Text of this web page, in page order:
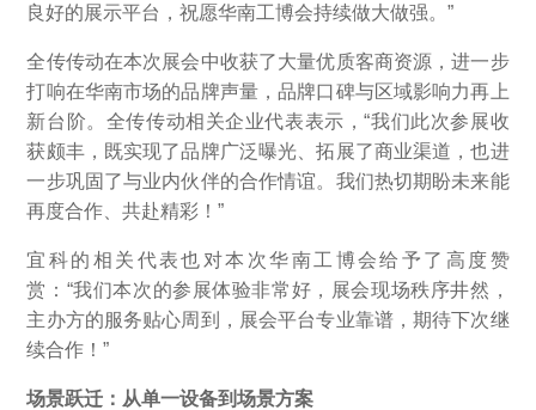
良好的展示平台，祝愿华南工博会持续做大做强。”
全传传动在本次展会中收获了大量优质客商资源，进一步
打响在华南市场的品牌声量，品牌口碑与区域影响力再上
新台阶。全传传动相关企业代表表示，“我们此次参展收
获颇丰，既实现了品牌广泛曝光、拓展了商业渠道，也进
一步巩固了与业内伙伴的合作情谊。我们热切期盼未来能
再度合作、共赴精彩！”
宜科的相关代表也对本次华南工博会给予了高度赞
赏：“我们本次的参展体验非常好，展会现场秩序井然，
主办方的服务贴心周到，展会平台专业靠谱，期待下次继
续合作！”
场景跃迁：从单一设备到场景方案